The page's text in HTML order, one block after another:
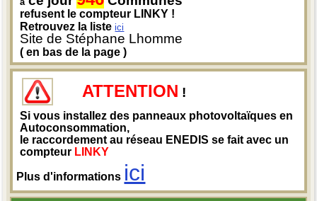
refusent le compteur LINKY !
Retrouvez la listeici
Site de Stéphane Lhomme
( en bas de la page )
ATTENTION !
Si vous installez des panneaux photovoltaïques en
Autoconsommation,
le raccordement au réseau ENEDIS se fait avec un
compteur LINKY
Plus d'informations ici